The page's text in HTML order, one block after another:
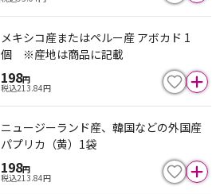
メキシコ産またはペルー産 アボカド 1
個 ※産地は商品に記載
198円
税込213.84円
ニュージーランド産、韓国などの外国産
パプリカ（黄）1袋
198円
税込213.84円